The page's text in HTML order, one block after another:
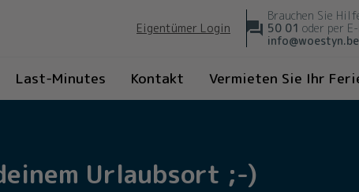
Eigentümer Login
Brauchen Sie
50 01 oder per
info@woestyn.be
Last-Minutes Kontakt Vermieten Sie Ihr
Urlaubsort ;-)